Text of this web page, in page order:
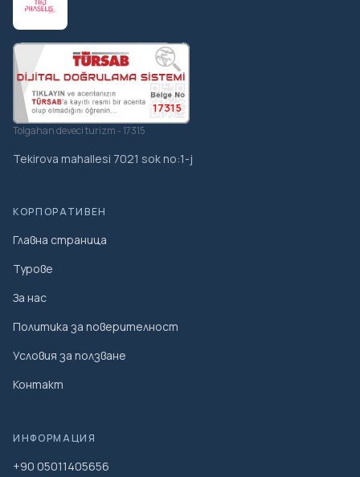
17315
Tolgahan deveci turizm - 17315
Tekirova mahallesi 7021 sok no:1-j
КОРПОРАТИВЕН
Главна страница
Турове
За нас
Политика за поверителност
Условия за ползване
Контакт
ИНФОРМАЦИЯ
+90 05011405656